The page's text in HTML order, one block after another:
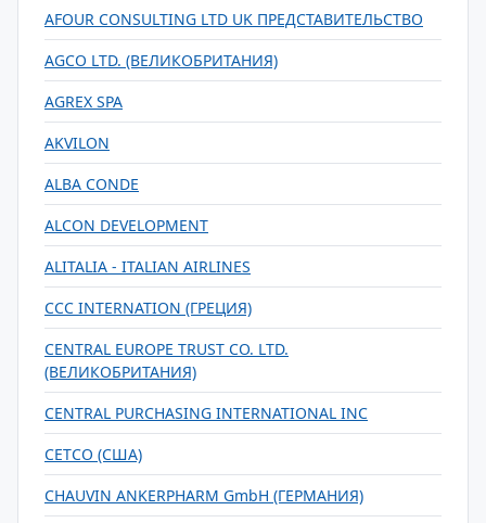
AFOUR CONSULTING LTD UK ПРЕДСТАВИТЕЛЬСТВО
AGCO LTD. (ВЕЛИКОБРИТАНИЯ)
AGREX SPA
AKVILON
ALBA CONDE
ALCON DEVELOPMENT
ALITALIA - ITALIAN AIRLINES
CCC INTERNATION (ГРЕЦИЯ)
CENTRAL EUROPE TRUST CO. LTD.
(ВЕЛИКОБРИТАНИЯ)
CENTRAL PURCHASING INTERNATIONAL INC
CETCO (США)
CHAUVIN ANKERPHARM GmbH (ГЕРМАНИЯ)